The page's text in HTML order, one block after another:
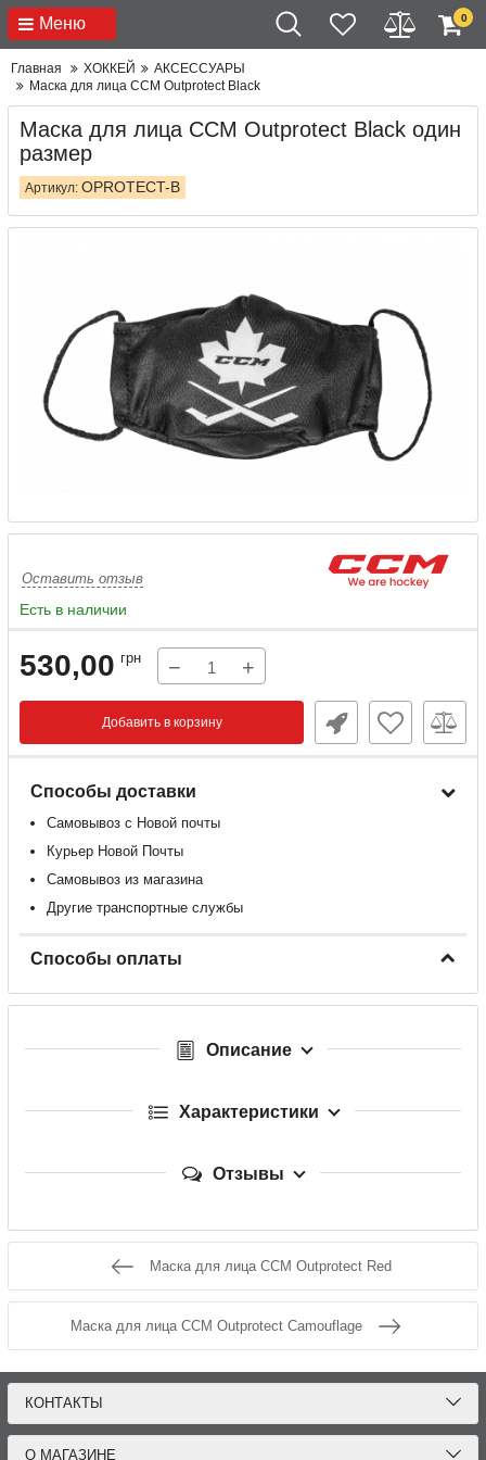
Меню 0
Главная ХОККЕЙ
АКСЕССУАРЫ
Маска для лица CCM Outprotect Black
Маска для лица CCM Outprotect Black один
размер
Артикул: OPROTECT-B
Оставить отзыв
Есть в наличии
530,00 грн − +
Добавить в корзину
Способы доставки
Самовывоз с Новой почты
Курьер Новой Почты
Самовывоз из магазина
Другие транспортные службы
Способы оплаты
Описание
Характеристики
Отзывы
Маска для лица CCM Outprotect Red
Маска для лица CCM Outprotect Camouflage
КОНТАКТЫ
О МАГАЗИНЕ